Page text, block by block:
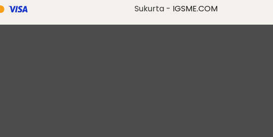
Sukurta - IGSME.COM